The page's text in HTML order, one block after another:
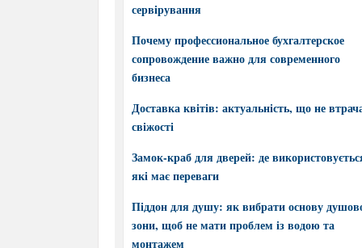
сервірування
Почему профессиональное бухгалтерское
сопровождение важно для современного
бизнеса
Доставка квітів: актуальність, що не
свіжості
Замок-краб для дверей: де
які має переваги
Піддон для душу: як вибрати основу
зони, щоб не мати проблем із водою та
монтажем